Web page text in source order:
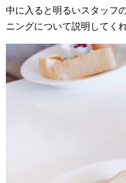
中に入ると明るいスタッフ
ニングについて説明してく